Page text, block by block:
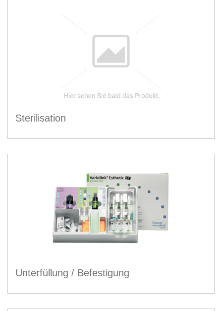
Sterilisation
Unterfüllung / Befestigung